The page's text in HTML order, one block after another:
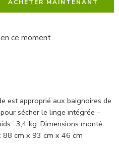
ACHETER MAINTENANT
ce moment
est approprié aux baignoires de
sécher le linge intégrée –
: 3,4 kg. Dimensions monté
88 cm x 93 cm x 46 cm